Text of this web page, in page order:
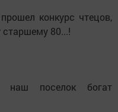
конкурс чтецов,
80...!
поселок богат